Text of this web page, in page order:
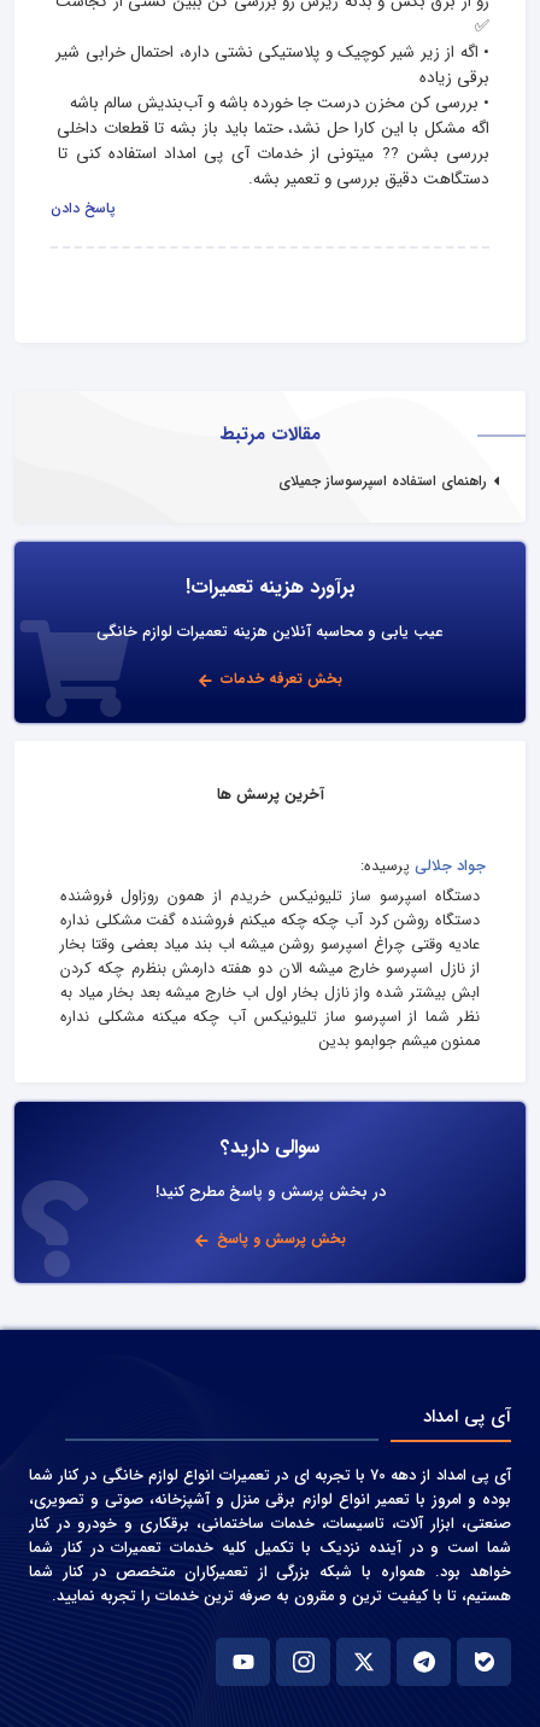
مقالات مرتبط
راهنمای استفاده اسپرسوساز جمیلای
برآورد هزینه تعمیرات!
عیب یابی و محاسبه آنلاین هزینه تعمیرات لوازم خانگی
بخش تعرفه خدمات
• اگه از زیر شیر کوچیک و پلاستیکی نشتی داره، احتمال خرابی شیر
اگه مشکل با این کارا حل نشد، حتما باید باز بشه تا قطعات داخلی
بررسی بشن ?‍? میتونی از خدمات آی‌ پی‌ امداد استفاده کنی تا
دستگاهت دقیق بررسی و تعمیر بشه.
پاسخ دادن
آخرین پرسش ها
جواد جلالی پرسیده:
دستگاه اسپرسو ساز تلیونیکس خریدم از همون روزاول فروشنده
دستگاه روشن کرد آب چکه چکه میکنم فروشنده گفت مشکلی نداره
عادیه وقتی چراغ اسپرسو روشن میشه اب بند میاد بعضی وقتا بخار
از نازل اسپرسو خارج میشه الان دو هفته دارمش بنظرم چکه کردن
ابش بیشتر شده واز نازل بخار اول اب خارج میشه بعد بخار میاد به
نظر شما از اسپرسو ساز تلیونیکس آب چکه میکنه مشکلی نداره
ممنون میشم جوابمو بدین
سوالی دارید؟
در بخش پرسش و پاسخ مطرح کنید!
بخش پرسش و پاسخ
آی پی امداد
آی پی امداد از دهه 70 با تجربه ای در تعمیرات انواع لوازم خانگی در کنار شما
بوده و امروز با تعمیر انواع لوازم برقی منزل و آشپزخانه، صوتی و‌ تصویری،
صنعتی، ابزار آلات، تاسیسات، خدمات ساختمانی، برقکاری و خودرو در کنار
شما است و در آینده نزدیک با تکمیل کلیه خدمات تعمیرات در کنار شما
خواهد بود. همواره با شبکه بزرگی از تعمیرکاران متخصص در کنار شما
هستیم، تا با کیفیت ترین و مقرون به صرفه ترین خدمات را تجربه نمایید.